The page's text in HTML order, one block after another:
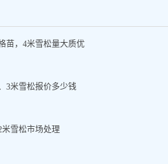
苗，4米雪松量大质优
3米雪松报价多少钱
雪松市场处理